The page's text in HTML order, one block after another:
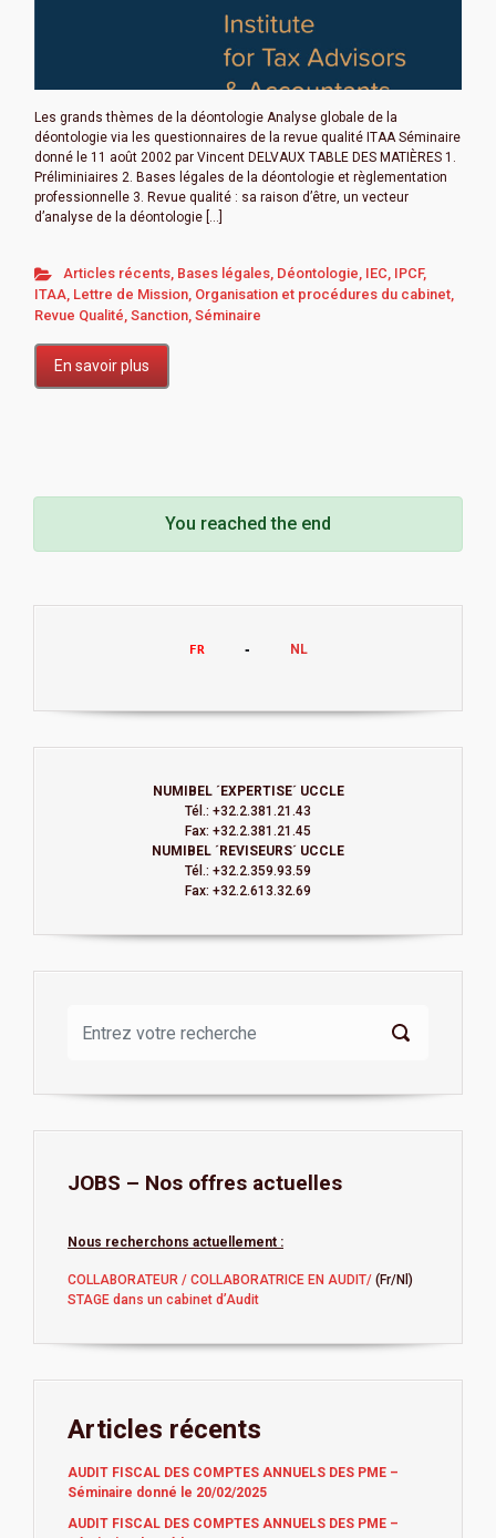
Les grands thèmes de la déontologie Analyse globale de la
déontologie via les questionnaires de la revue qualité ITAA Séminaire
donné le 11 août 2002 par Vincent DELVAUX TABLE DES MATIÈRES 1.
Préliminiaires 2. Bases légales de la déontologie et règlementation
professionnelle 3. Revue qualité : sa raison d’être, un vecteur
d’analyse de la déontologie […]
Articles récents, Bases légales, Déontologie, IEC, IPCF,
ITAA, Lettre de Mission, Organisation et procédures du cabinet,
Revue Qualité, Sanction, Séminaire
En savoir plus
You reached the end
FR - NL
NUMIBEL ´EXPERTISE´ UCCLE
Tél.: +32.2.381.21.43
Fax: +32.2.381.21.45
NUMIBEL ´REVISEURS´ UCCLE
Tél.: +32.2.359.93.59
Fax: +32.2.613.32.69
JOBS – Nos offres actuelles
Nous recherchons actuellement :
COLLABORATEUR / COLLABORATRICE EN AUDIT/ (Fr/Nl)
STAGE dans un cabinet d’Audit
Articles récents
AUDIT FISCAL DES COMPTES ANNUELS DES PME –
Séminaire donné le 20/02/2025
AUDIT FISCAL DES COMPTES ANNUELS DES PME –